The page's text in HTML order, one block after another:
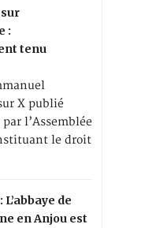
:
tenu
X publié
l’Assemblée
le droit
de
en Anjou est